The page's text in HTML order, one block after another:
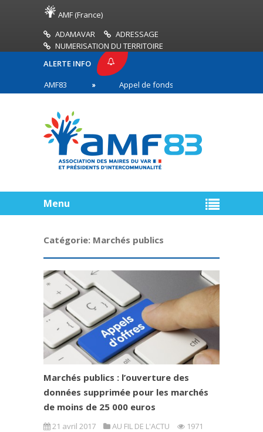
AMF (France)
ADAMAVAR
ADRESSAGE
NUMERISATION DU TERRITOIRE
ALERTE INFO
AMF83
Appel de fonds incendies de forêt
en première ligne
Menu
Catégorie: Marchés publics
Marchés publics : l’ouverture des
données supprimée pour les marchés
de moins de 25 000 euros
21 avril 2017 AU FIL DE L'ACTU
1971